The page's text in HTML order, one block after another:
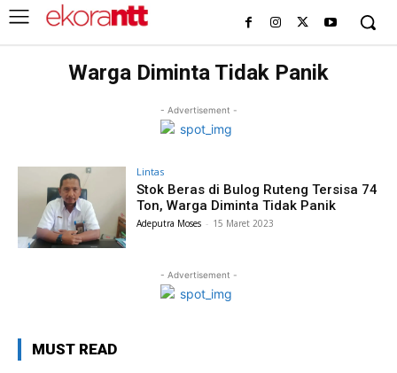
Warga Diminta Tidak Panik
- Advertisement -
Lintas
Stok Beras di Bulog Ruteng Tersisa 74
Ton, Warga Diminta Tidak Panik
Adeputra Moses - 15 Maret 2023
- Advertisement -
MUST READ